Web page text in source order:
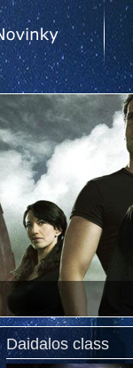
Daidalos class